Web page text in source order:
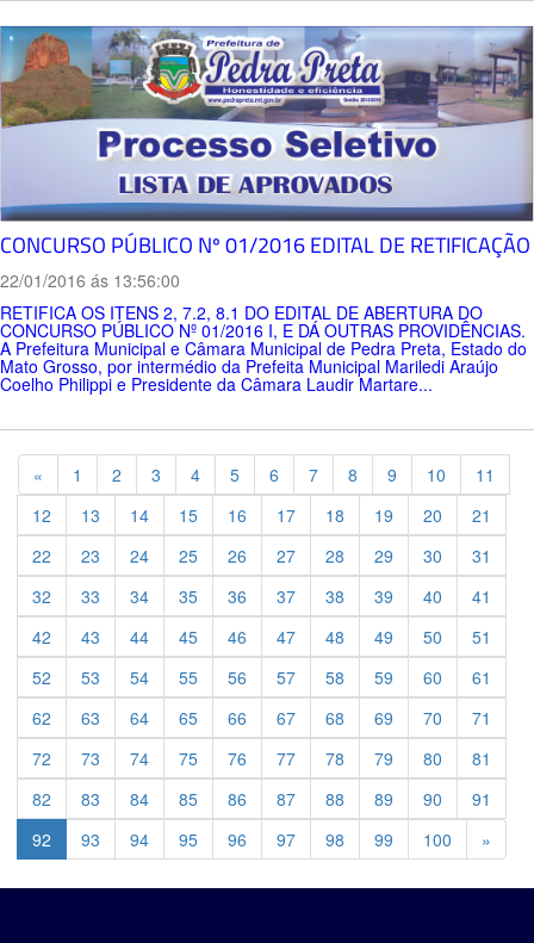
CONCURSO PÚBLICO Nº 01/2016 EDITAL DE RETIFICAÇÃO
22/01/2016 ás 13:56:00
RETIFICA OS ITENS 2, 7.2, 8.1 DO EDITAL DE ABERTURA DO
CONCURSO PÚBLICO Nº 01/2016 I, E DÁ OUTRAS PROVIDÊNCIAS.
A Prefeitura Municipal e Câmara Municipal de Pedra Preta, Estado do
Mato Grosso, por intermédio da Prefeita Municipal Mariledi Araújo
Coelho Philippi e Presidente da Câmara Laudir Martare...
« Previous
1 2 3 4 5 6 7 8 9 10
11
12
13 14 15 16 17 18 19 20
21
22
23 24 25 26 27 28 29 30
31
32
33 34 35 36 37 38 39 40
41
42
43 44 45 46 47 48 49 50
51
52
53 54 55 56 57 58 59 60
61
62
63 64 65 66 67 68 69 70
71
72
73 74 75 76 77 78 79 80
81
82
83 84 85 86 87 88 89 90
91
92
93 94 95 96 97 98 99 100 »